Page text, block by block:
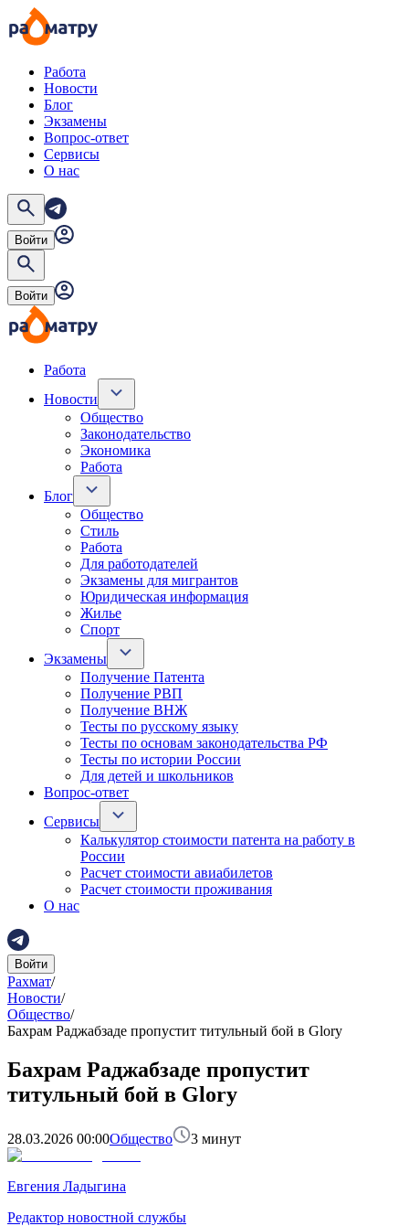
Работа
Новости
Блог
Экзамены
Вопрос-ответ
Сервисы
О нас
Войти
Войти
Работа
Новости
Общество
Законодательство
Экономика
Работа
Блог
Общество
Стиль
Работа
Для работодателей
Экзамены для мигрантов
Юридическая информация
Жилье
Спорт
Экзамены
Получение Патента
Получение РВП
Получение ВНЖ
Тесты по русскому языку
Тесты по основам законодательства РФ
Тесты по истории России
Для детей и школьников
Вопрос-ответ
Сервисы
Калькулятор стоимости патента на работу в
России
Расчет стоимости авиабилетов
Расчет стоимости проживания
О нас
Войти
Рахмат/
Новости/
Общество/
Бахрам Раджабзаде пропустит титульный бой в Glory
Бахрам Раджабзаде пропустит
титульный бой в Glory
28.03.2026 00:00Общество 3 минут
Евгения Ладыгина
Редактор новостной службы